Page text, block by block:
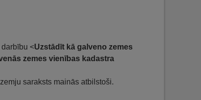
<Uzstādīt kā galveno zemes
zemes vienības kadastra
saraksts mainās atbilstoši.